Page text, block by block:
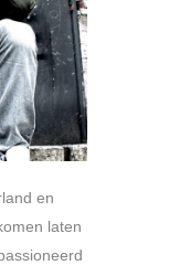
en
laten